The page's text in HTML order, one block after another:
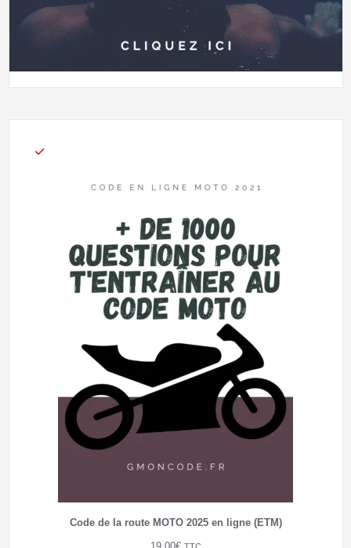
Code de la route MOTO 2025 en ligne (ETM)